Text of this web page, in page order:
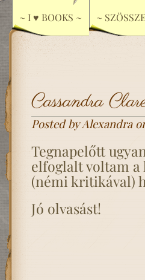
~ I ♥ BOOKS ~ ~
Cassandra
Posted by Alexandra
Tegnapelőtt
elfoglalt voltam a
(némi kritikával)
Jó olvasást!